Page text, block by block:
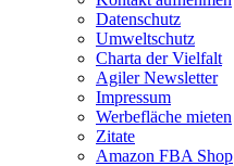
Datenschutz
Umweltschutz
Charta der Vielfalt
Agiler Newsletter
Impressum
Werbefläche mieten
Zitate
Amazon FBA Shop